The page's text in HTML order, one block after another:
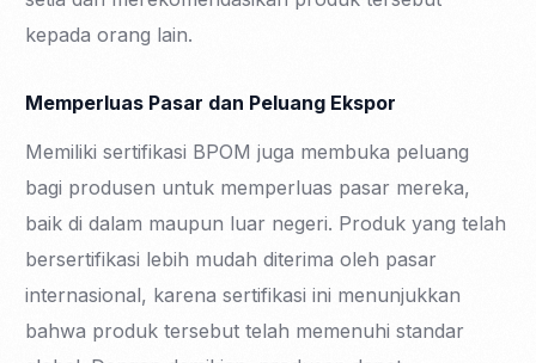
kepada orang lain.
Memperluas Pasar dan Peluang Ekspor
Memiliki sertifikasi BPOM juga membuka peluang
bagi produsen untuk memperluas pasar mereka,
baik di dalam maupun luar negeri. Produk yang telah
bersertifikasi lebih mudah diterima oleh pasar
internasional, karena sertifikasi ini menunjukkan
bahwa produk tersebut telah memenuhi standar